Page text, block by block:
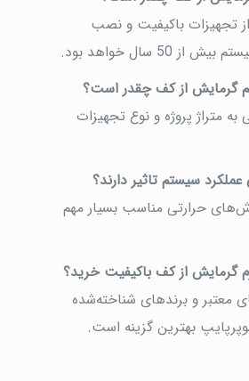
تجهیزات باکیفیت و نصب
سال خواهد بود.
گرمایش از کف چقدر است؟
متراژ پروژه و نوع تجهیزات
سیستم تاثیر دارند؟
حرارتی مناسب بسیار مهم
گرمایش از کف باکیفیت خرید؟
معتبر و برندهای شناخته‌شده
بهترین گزینه است.